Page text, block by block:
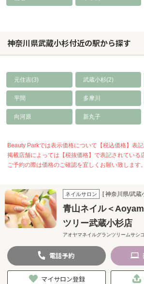
神奈川県武蔵小杉付近の駅から探す
元住吉(3) 武蔵小杉(2)
平間 多摩川
向河原 新丸子
Beauty Parkでは表示価格について【税込価格】表記
掲載店舗によっては【税抜価格】で表記されている
ご予約の際は価格のご確認を宜しくお願い致します。
ネイルサロン [ 神奈川県/武蔵
青山ネイル＜
ツリー武蔵小杉店
アオヤマネイルグランツリームサシ
電話予約
マイサロン登録